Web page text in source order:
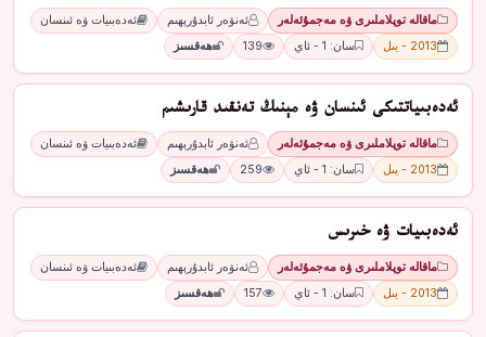
ماقالە توپلاملىرى ۋە مەجمۇئەلەر ئەنۋەر ئابدۇرېھىم
ئەدەبىيات ۋە ئىنسان
2013 - يىل
سان: 1 - ئاي 139 ھەقسىز
ئەدەبىياتتىكى ئىنسان ۋە مېنىڭ تەنقىد قارىشىم
ماقالە توپلاملىرى ۋە مەجمۇئەلەر ئەنۋەر ئابدۇرېھىم
ئەدەبىيات ۋە ئىنسان
2013 - يىل
سان: 1 - ئاي 259 ھەقسىز
ئەدەبىيات ۋە خىرىس
ماقالە توپلاملىرى ۋە مەجمۇئەلەر ئەنۋەر ئابدۇرېھىم
ئەدەبىيات ۋە ئىنسان
2013 - يىل
سان: 1 - ئاي 157 ھەقسىز